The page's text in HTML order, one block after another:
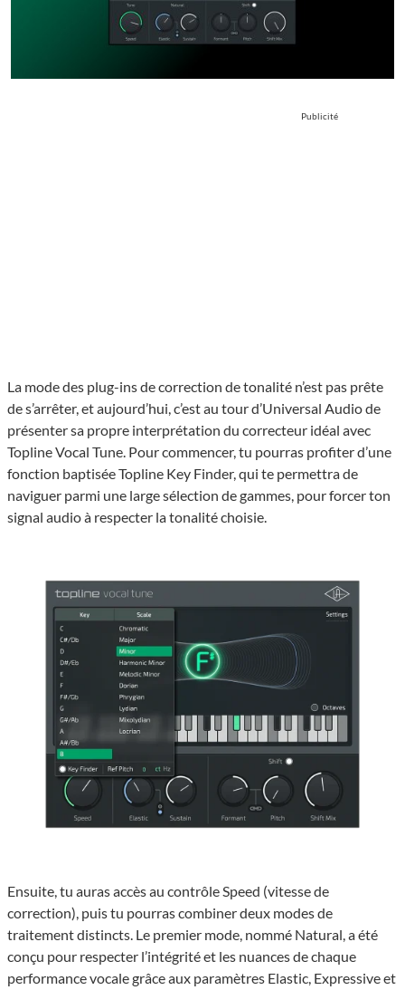
Publicité
La mode des plug-ins de correction de tonalité n’est pas prête
de s’arrêter, et aujourd’hui, c’est au tour d’Universal Audio de
présenter sa propre interprétation du correcteur idéal avec
Topline Vocal Tune. Pour commencer, tu pourras profiter d’une
fonction baptisée Topline Key Finder, qui te permettra de
naviguer parmi une large sélection de gammes, pour forcer ton
signal audio à respecter la tonalité choisie.
Ensuite, tu auras accès au contrôle Speed (vitesse de
correction), puis tu pourras combiner deux modes de
traitement distincts. Le premier mode, nommé Natural, a été
conçu pour respecter l’intégrité et les nuances de chaque
performance vocale grâce aux paramètres Elastic, Expressive et